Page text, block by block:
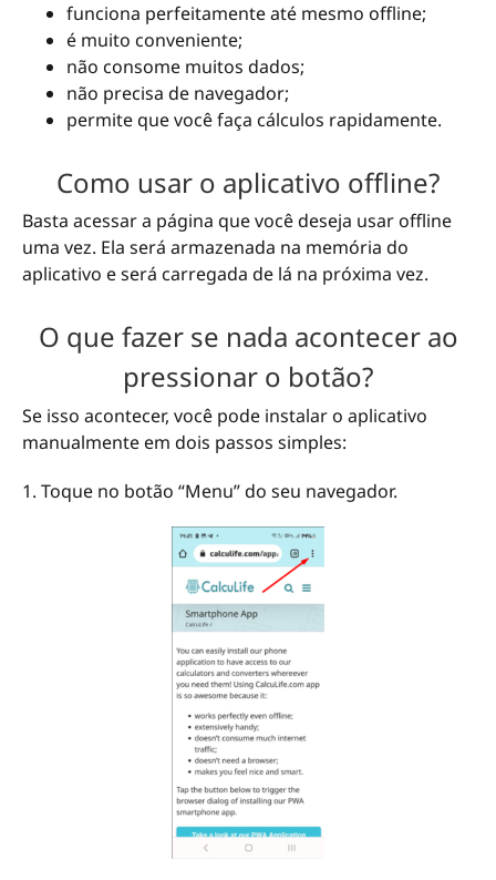
funciona perfeitamente até mesmo offline;
é muito conveniente;
não consome muitos dados;
não precisa de navegador;
permite que você faça cálculos rapidamente.
Como usar o aplicativo offline?
Basta acessar a página que você deseja usar offline
uma vez. Ela será armazenada na memória do
aplicativo e será carregada de lá na próxima vez.
O que fazer se nada acontecer ao
pressionar o botão?
Se isso acontecer, você pode instalar o aplicativo
manualmente em dois passos simples:
1. Toque no botão “Menu” do seu navegador.